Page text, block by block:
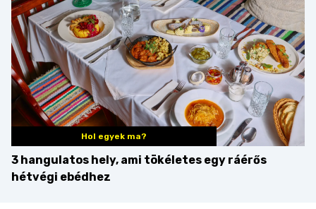
Hol egyek ma?
3 hangulatos hely, ami tökéletes egy ráérős
hétvégi ebédhez